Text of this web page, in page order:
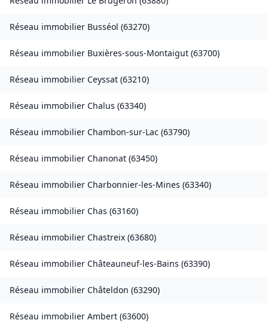
Réseau immobilier Busséol (63270)
Réseau immobilier Buxières-sous-Montaigut (63700)
Réseau immobilier Ceyssat (63210)
Réseau immobilier Chalus (63340)
Réseau immobilier Chambon-sur-Lac (63790)
Réseau immobilier Chanonat (63450)
Réseau immobilier Charbonnier-les-Mines (63340)
Réseau immobilier Chas (63160)
Réseau immobilier Chastreix (63680)
Réseau immobilier Châteauneuf-les-Bains (63390)
Réseau immobilier Châteldon (63290)
Réseau immobilier Ambert (63600)